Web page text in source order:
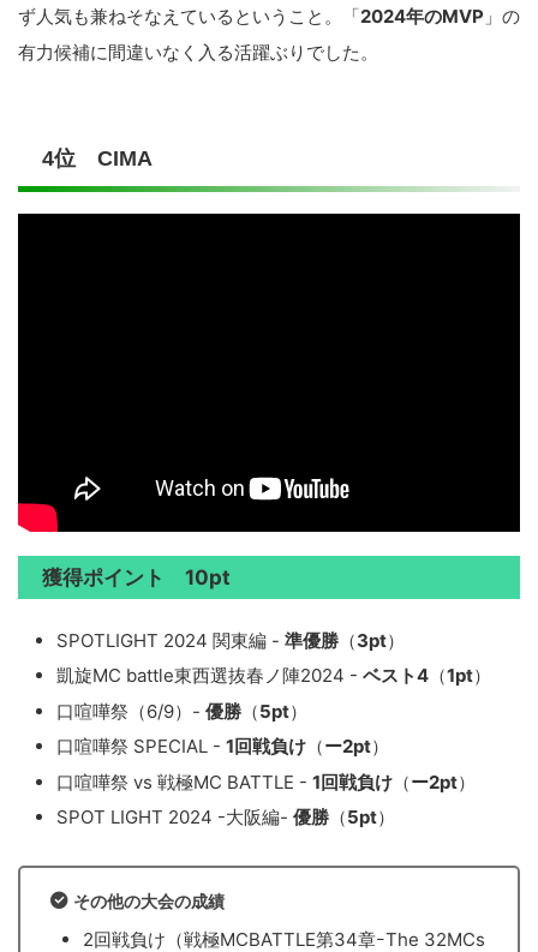
ず人気も兼ねそなえているということ。「2024年のMVP 」の
有力候補に間違いなく入る活躍ぶりでした。
4位 CIMA
獲得ポイント 10pt
SPOTLIGHT 2024 関東編 - 準優勝 （3pt）
凱旋MC battle東西選抜春ノ陣2024 - ベスト4 （1pt）
口喧嘩祭（6/9）- 優勝 （5pt）
口喧嘩祭 SPECIAL - 1回戦負け （ー2pt）
口喧嘩祭 vs 戦極MC BATTLE - 1回戦負け （ー2pt）
SPOT LIGHT 2024 -大阪編- 優勝 （5pt）
その他の大会の成績
2回戦負け（戦極MCBATTLE第34章ｰThe 32MCs